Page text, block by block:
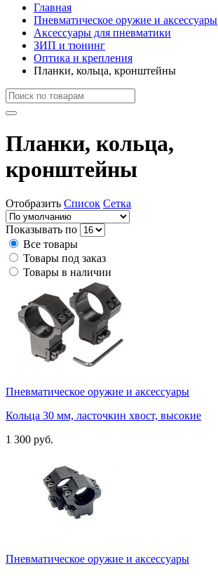
Главная
Пневматическое оружие и аксессуары
Аксессуары для пневматики
ЗИП и тюнинг
Оптика и крепления
Планки, кольца, кронштейны
Планки, кольца,
кронштейны
Отобразить Список Сетка
Показывать по
Все товары
Товары под заказ
Товары в наличии
Пневматическое оружие и аксессуары
Кольца 30 мм, ласточкин хвост, высокие
1 300 руб.
Пневматическое оружие и аксессуары